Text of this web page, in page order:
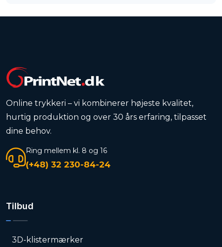
Online trykkeri – vi kombinerer højeste kvalitet,
hurtig produktion og over 30 års erfaring, tilpasset
dine behov.
Ring mellem kl. 8 og 16
(+48) 32 230-84-24
Tilbud
3D-klistermærker